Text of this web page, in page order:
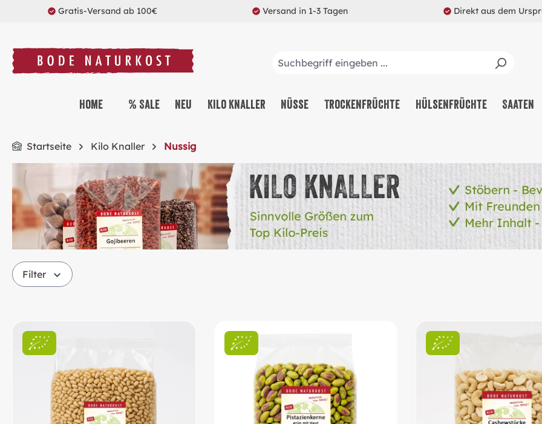
Zur Hauptnavigation springen
Gratis-Versand ab 100€ Versand in 1-3 Tagen Direkt aus dem
Home % Sale Neu Kilo Knaller Nüsse Trockenfrüchte Hülsenfrüchte Saaten
Startseite Kilo Knaller Nussig
Filter